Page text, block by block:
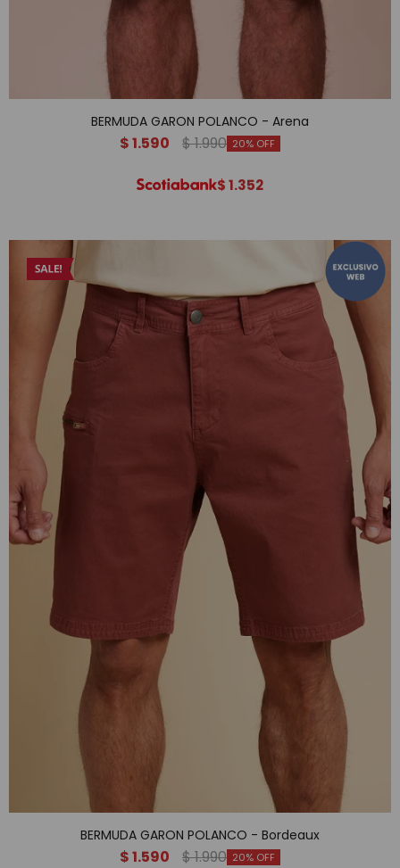
BERMUDA GARON POLANCO - Arena
$1.590 $1.990 20
$1.352
BERMUDA GARON POLANCO - Bordeaux
$1.590 $1.990 20